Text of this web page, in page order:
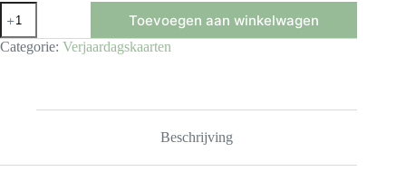
Verjaardagskaart
Ballon
aantal
Toevoegen aan winkelwagen
Categorie: Verjaardagskaarten
Beschrijving